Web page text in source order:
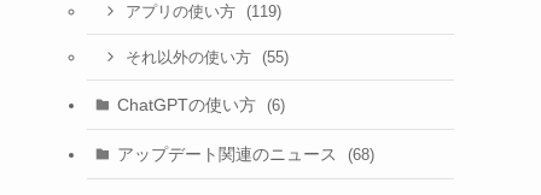
アプリの使い方 (119)
それ以外の使い方 (55)
ChatGPTの使い方 (6)
アップデート関連のニュース (68)